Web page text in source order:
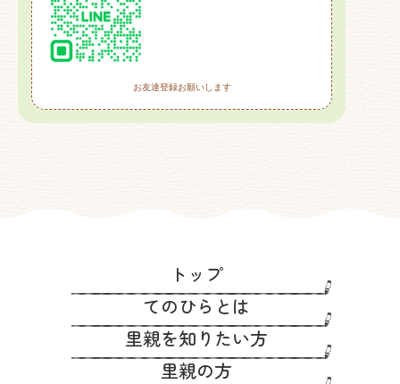
お友達登録お願いします
トップ
てのひらとは
里親を知りたい方
里親の方